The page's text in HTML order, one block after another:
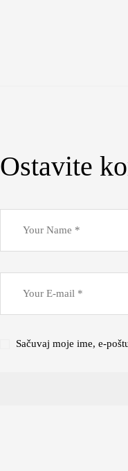
Ostavite
Sačuvaj moje ime, e-